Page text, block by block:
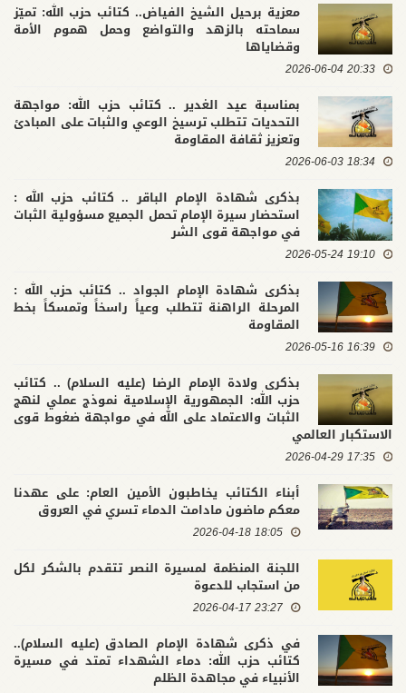
معزية برحيل الشيخ الفياض.. كتائب حزب الله: تميّز
سماحته بالزهد والتواضع وحمل هموم الأمة
وقضاياها
20:33 2026-06-04
بمناسبة عيد الغدير .. كتائب حزب الله: مواجهة
التحديات تتطلب ترسيخ الوعي والثبات على المبادئ
وتعزيز ثقافة المقاومة
18:34 2026-06-03
بذكرى شهادة الإمام الباقر .. كتائب حزب الله :
استحضار سيرة الإمام تحمل الجميع مسؤولية الثبات
في مواجهة قوى الشر
19:10 2026-05-24
بذكرى شهادة الإمام الجواد .. كتائب حزب الله :
المرحلة الراهنة تتطلب وعياً راسخاً وتمسكاً بخط
المقاومة
16:39 2026-05-16
بذكرى ولادة الإمام الرضا (عليه السلام) .. كتائب
حزب الله: الجمهورية الإسلامية نموذج عملي لنهج
الثبات والاعتماد على الله في مواجهة ضغوط قوى
الاستكبار العالمي
17:35 2026-04-29
أبناء الكتائب يخاطبون الأمين العام: على عهدنا
معكم ماضون مادامت الدماء تسري في العروق
18:05 2026-04-18
اللجنة المنظمة لمسيرة النصر تتقدم بالشكر لكل
من استجاب للدعوة
23:27 2026-04-17
في ذكرى شهادة الإمام الصادق (عليه السلام)..
كتائب حزب الله: دماء الشهداء تمتد في مسيرة
الأنبياء في مجاهدة الظلم